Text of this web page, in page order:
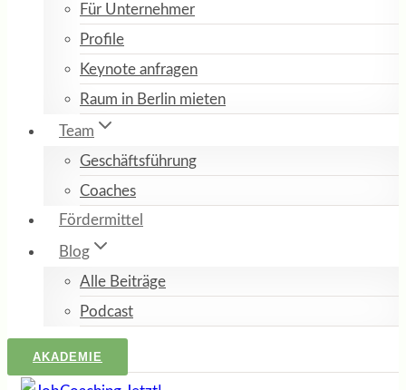
Für Unternehmer
Profile
Keynote anfragen
Raum in Berlin mieten
Team
Geschäftsführung
Coaches
Fördermittel
Blog
Alle Beiträge
Podcast
AKADEMIE